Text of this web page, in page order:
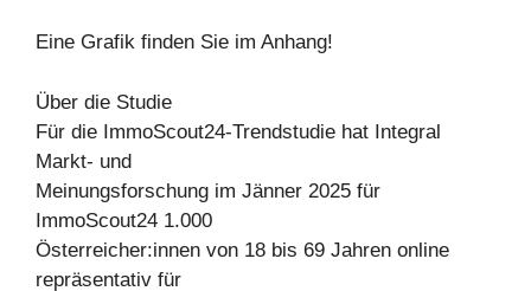
Eine Grafik finden Sie im Anhang!
Über die Studie
Für die ImmoScout24-Trendstudie hat Integral
Markt- und
Meinungsforschung im Jänner 2025 für
ImmoScout24 1.000
Österreicher:innen von 18 bis 69 Jahren online
repräsentativ für